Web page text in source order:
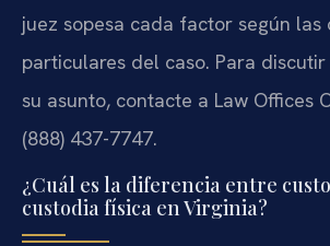
juez sopesa cada factor según las
particulares del caso. Para
su asunto, contacte a Law Offices
(888) 437-7747.
¿Cuál es la diferencia entre
custodia física en Virginia?